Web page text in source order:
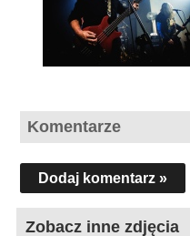
Komentarze
Dodaj komentarz »
Zobacz inne zdjęcia